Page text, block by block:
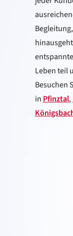
Leben teil
Besuchen
in Pfinztal,